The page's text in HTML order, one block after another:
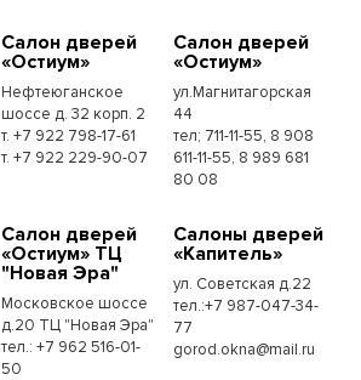
Cалон дверей
«Остиум»
Нефтеюганское
шоссе д. 32 корп. 2
т. +7 922 798-17-61
т. +7 922 229-90-07
Cалон дверей
«Остиум»
ул.Магнитагорская
44
тел; 711-11-55, 8 908
611-11-55, 8 989 681
80 08
Cалон дверей
«Остиум» ТЦ
"Новая Эра"
Московское шоссе
д.20 ТЦ "Новая Эра"
тел.: +7 962 516-01-
50
Cалоны дверей
«Капитель»
ул. Советская д.22
тел.:+7 987-047-34-
77
gorod.okna@mail.ru